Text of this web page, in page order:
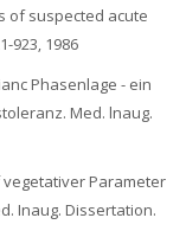
of suspected acute
923‚ 1986
Phasenlage - ein
Med. lnaug.
vegetativer Parameter
Inaug. Dissertation.